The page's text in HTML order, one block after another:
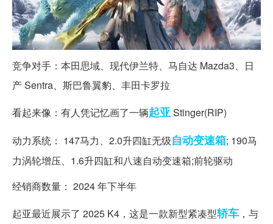
竞争对手：本田思域、现代伊兰特、马自达 Mazda3、日
产 Sentra、斯巴鲁翼豹、丰田卡罗拉
看起来像：有人凭记忆画了一辆起亚Stinger(RIP)
动力系统： 147马力、2.0升四缸无级自动变速箱; 190马
力涡轮增压、1.6升四缸和八速自动变速箱;前轮驱动
经销商数量： 2024 年下半年
起亚最近展示了 2025 K4，这是一款新型紧凑型轿车 ，与